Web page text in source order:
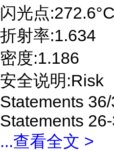
闪光点:272.6°C
折射率:1.634
密度:1.186
安全说明:Risk
Statements
Statements
...查看全文 >